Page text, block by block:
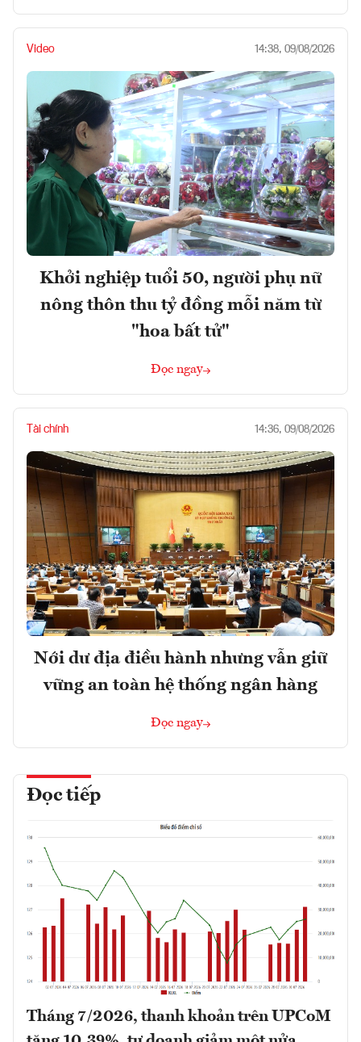
Video 14:38, 09/08/2026
Khởi nghiệp tuổi 50, người phụ nữ
nông thôn thu tỷ đồng mỗi năm từ
"hoa bất tử"
Đọc ngay
Tài chính 14:36, 09/08/2026
Nới dư địa điều hành nhưng vẫn giữ
vững an toàn hệ thống ngân hàng
Đọc ngay
Đọc tiếp
Tháng 7/2026, thanh khoản trên UPCoM